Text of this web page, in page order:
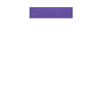
Pročitaj više